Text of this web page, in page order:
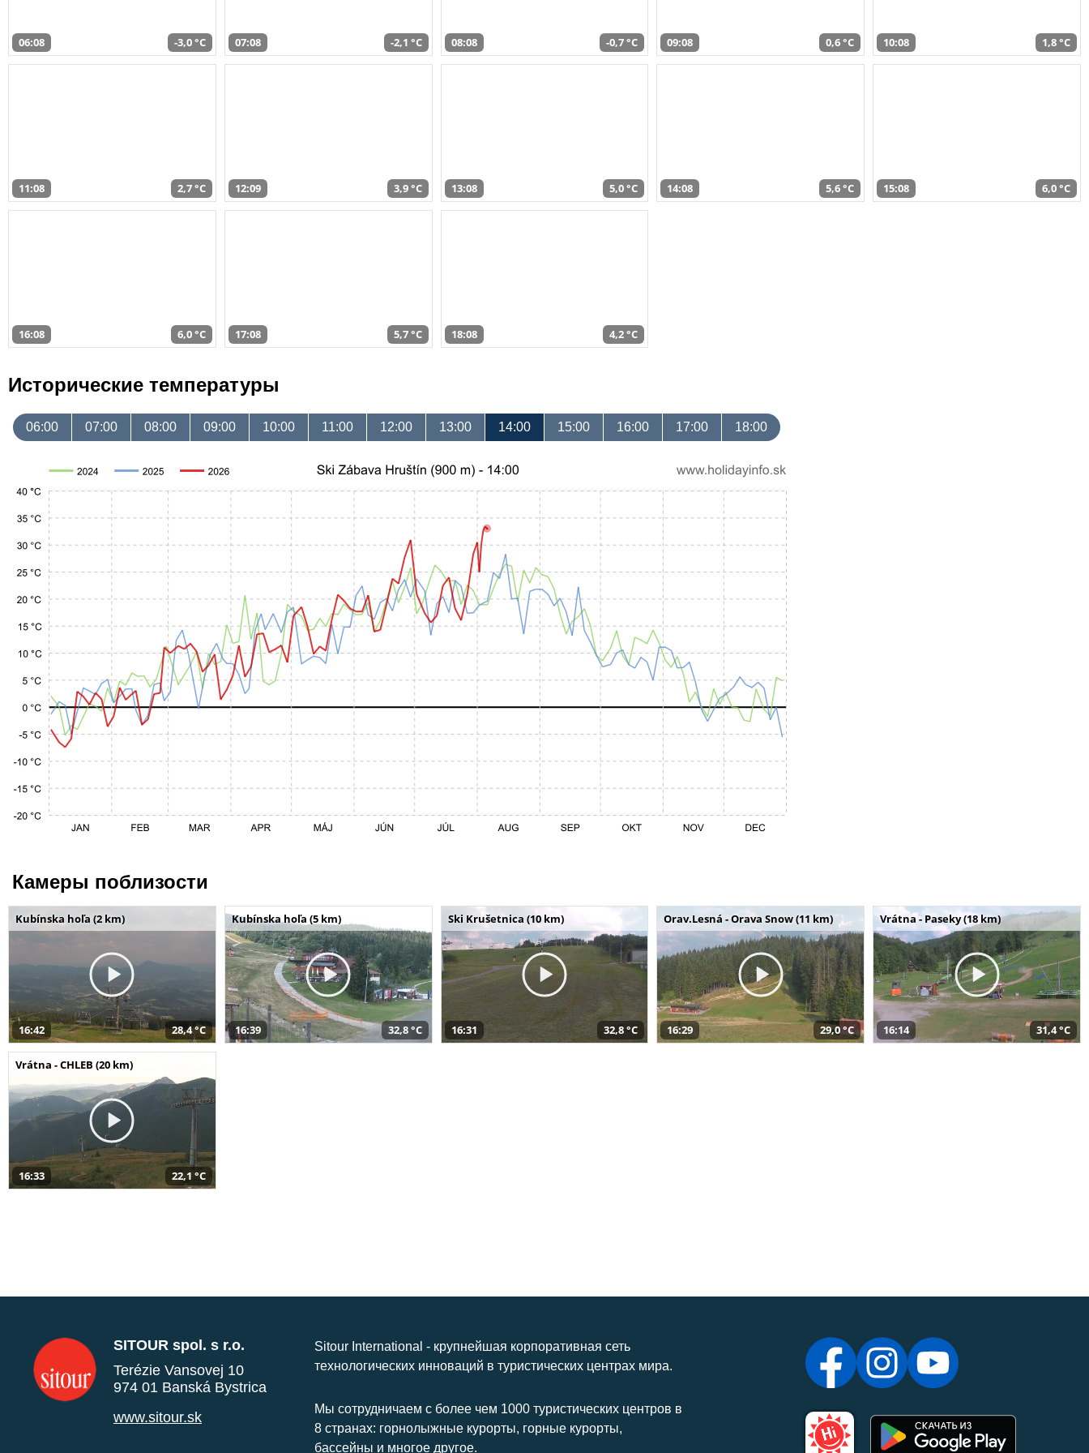
06:08 -3,0 °C 07:08 -2,1 °C 08:08 -0,7 °C 09:08 0,6 °C 10:08 1,8 °C
11:08 2,7 °C 12:09 3,9 °C 13:08 5,0 °C 14:08 5,6 °C 15:08 6,0 °C
16:08 6,0 °C 17:08 5,7 °C 18:08 4,2 °C
Исторические температуры
06:00 07:00 08:00 09:00 10:00 11:00 12:00 13:00 14:00 15:00 16:00 17:00 18:00
Камеры поблизости
Kubínska hoľa (2 km)
16:42 28,4 °C
Kubínska hoľa (5 km)
16:39 32,8 °C
Ski Krušetnica (10 km)
16:31 32,8 °C
Orav.Lesná - Orava Snow (11 km)
16:29 29,0 °C
Vrátna - Paseky (18 km)
16:14 31,4 °C
Vrátna - CHLEB (20 km)
16:33 22,1 °C
SITOUR spol. s r.o.
Terézie Vansovej 10
974 01 Banská Bystrica
www.sitour.sk
Sitour International - крупнейшая корпоративная сеть
технологических инноваций в туристических центрах мира.
Мы сотрудничаем с более чем 1000 туристических центров в
8 странах: горнолыжные курорты, горные курорты,
бассейны и многое другое.